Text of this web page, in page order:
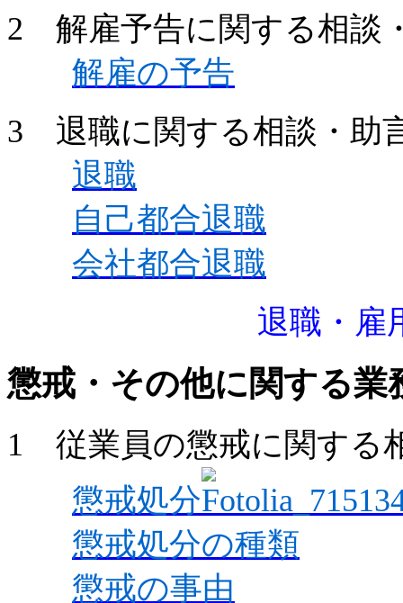
2 解雇予告に関する相談
解雇の予告
3 退職に関する相談・助
退職
自己都合退職
会社都合退職
退職・雇
懲戒・その他に関する業
1 従業員の懲戒に関する
懲戒処分
懲戒処分の種類
懲戒の事由